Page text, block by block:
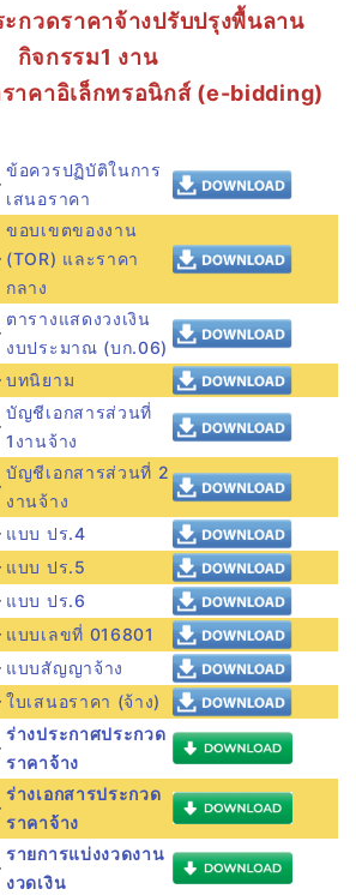
กวดราคาจ้างปรับปรุงพื้นลาน
กิจกรรม1 งาน
าคาอิเล็กทรอนิกส์ (e-bidding)
ข้อควรปฏิบัติในการ
เสนอราคา
ขอบเขตของงาน
(TOR) และราคา
กลาง
ตารางแสดงวงเงิน
งบประมาณ (บก.06)
บทนิยาม
บัญชีเอกสารส่วนที่
1งานจ้าง
บัญชีเอกสารส่วนที่ 2
งานจ้าง
แบบ ปร.4
แบบ ปร.5
แบบ ปร.6
แบบเลขที่ 016801
แบบสัญญาจ้าง
ใบเสนอราคา (จ้าง)
ร่างประกาศประกวด
ราคาจ้าง
ร่างเอกสารประกวด
ราคาจ้าง
รายการแบ่งงวดงาน
งวดเงิน